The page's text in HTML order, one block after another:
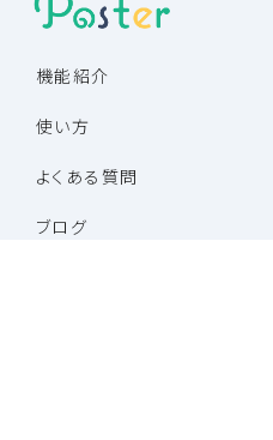
機能紹介
使い方
よくある質問
ブログ